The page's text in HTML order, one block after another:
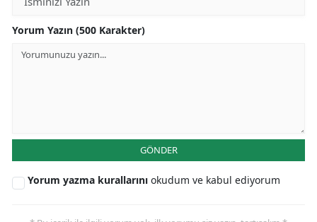
Yorum Yazın (500 Karakter)
GÖNDER
Yorum yazma kurallarını okudum ve kabul ediyorum